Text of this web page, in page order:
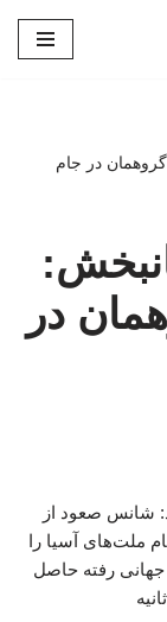
در جام
در
شانس صعود از
ملت‌های آسیا را
رفته حاصل